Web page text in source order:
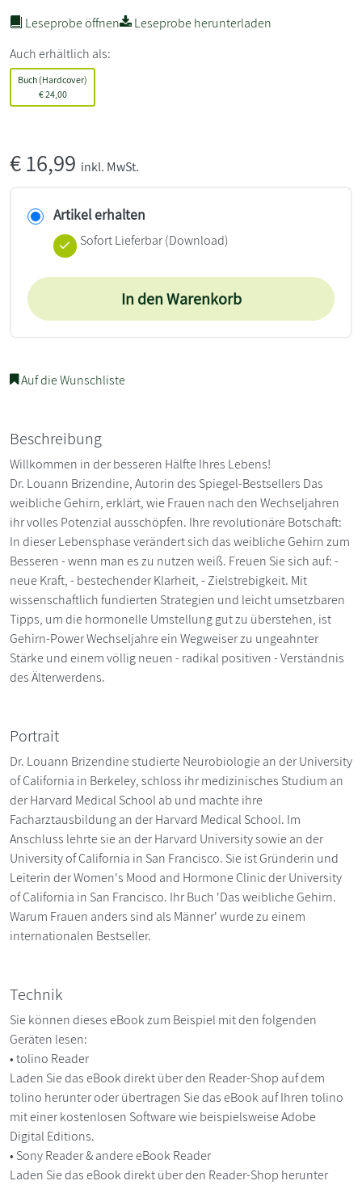
Leseprobe öffnen
Leseprobe herunterladen
Auch erhältlich als:
Buch (Hardcover)
€24,00
€16,99 inkl. MwSt.
Artikel erhalten
Sofort Lieferbar (Download)
In den Warenkorb
Auf die Wunschliste
Beschreibung
Willkommen in der besseren Hälfte Ihres Lebens!
Dr. Louann Brizendine, Autorin des Spiegel-Bestsellers Das
weibliche Gehirn, erklärt, wie Frauen nach den Wechseljahren
ihr volles Potenzial ausschöpfen. Ihre revolutionäre Botschaft:
In dieser Lebensphase verändert sich das weibliche Gehirn zum
Besseren - wenn man es zu nutzen weiß. Freuen Sie sich auf: -
neue Kraft, - bestechender Klarheit, - Zielstrebigkeit. Mit
wissenschaftlich fundierten Strategien und leicht umsetzbaren
Tipps, um die hormonelle Umstellung gut zu überstehen, ist
Gehirn-Power Wechseljahre ein Wegweiser zu ungeahnter
Stärke und einem völlig neuen - radikal positiven - Verständnis
des Älterwerdens.
Portrait
Dr. Louann Brizendine studierte Neurobiologie an der University
of California in Berkeley, schloss ihr medizinisches Studium an
der Harvard Medical School ab und machte ihre
Facharztausbildung an der Harvard Medical School. Im
Anschluss lehrte sie an der Harvard University sowie an der
University of California in San Francisco. Sie ist Gründerin und
Leiterin der Women's Mood and Hormone Clinic der University
of California in San Francisco. Ihr Buch 'Das weibliche Gehirn.
Warum Frauen anders sind als Männer' wurde zu einem
internationalen Bestseller.
Technik
Sie können dieses eBook zum Beispiel mit den folgenden
Geräten lesen:
• tolino Reader
Laden Sie das eBook direkt über den Reader-Shop auf dem
tolino herunter oder übertragen Sie das eBook auf Ihren tolino
mit einer kostenlosen Software wie beispielsweise Adobe
Digital Editions.
• Sony Reader & andere eBook Reader
Laden Sie das eBook direkt über den Reader-Shop herunter